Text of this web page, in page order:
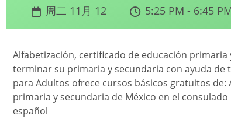
周二 11月 12 5:25 PM - 6:45
Alfabetización, certificado de educación primaria
terminar su primaria y secundaria con ayuda de
para Adultos ofrece cursos básicos gratuitos
primaria y secundaria de México en el
español